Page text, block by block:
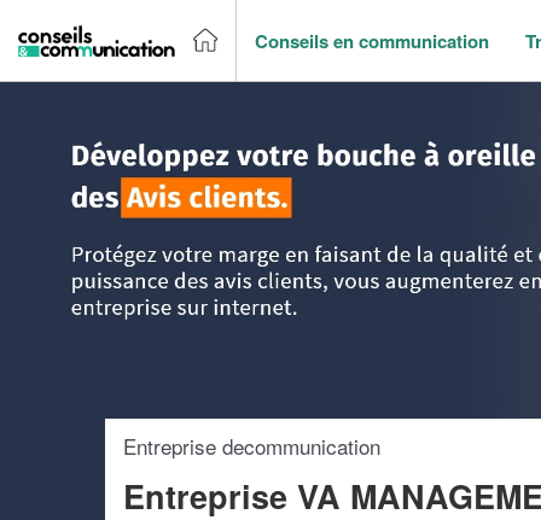
Conseils en communication
Entreprise decommunication
Entreprise VA